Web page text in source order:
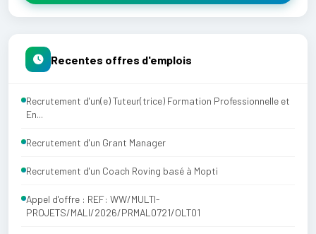
Recentes offres d'emplois
Recrutement d'un(e) Tuteur(trice) Formation Professionnelle et
En...
Recrutement d'un Grant Manager
Recrutement d'un Coach Roving basé à Mopti
Appel d'offre : REF: WW/MULTI-
PROJETS/MALI/2026/PRMAL0721/OLT01